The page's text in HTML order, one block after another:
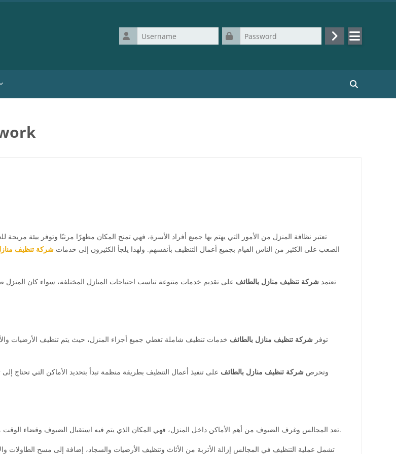
Username
Password
Log in
Search
تعتبر نظافة المنزل من الأمور التي يهتم بها جميع أفراد الأسرة، فهي تمنح المكان مظهرًا مرتبًا وتوفر بيئة
الصعب على الكثير من الناس القيام بجميع أعمال التنظيف بأنفسهم. ولهذا يلجأ الكثيرون إلى خدمات شركة تنظيف
تعتمد شركة تنظيف منازل بالطائف على تقديم خدمات متنوعة تناسب احتياجات المنازل المختلفة، سواء كان
توفر شركة تنظيف منازل بالطائف خدمات تنظيف شاملة تغطي جميع أجزاء المنزل، حيث يتم تنظيف الأرضيات
وتحرص شركة تنظيف منازل بالطائف على تنفيذ أعمال التنظيف بطريقة منظمة تبدأ بتحديد الأماكن التي
تعد المجالس وغرف الضيوف من أهم الأماكن داخل المنزل، فهي المكان الذي يتم فيه استقبال الضيوف وقضاء الوقت معبتنظيف هذه الغرف بعناية.
تشمل عملية التنظيف في المجالس إزالة الأتربة من الأثاث وتنظيف الأرضيات والسجاد، إضافة إلى مسح الطاولات